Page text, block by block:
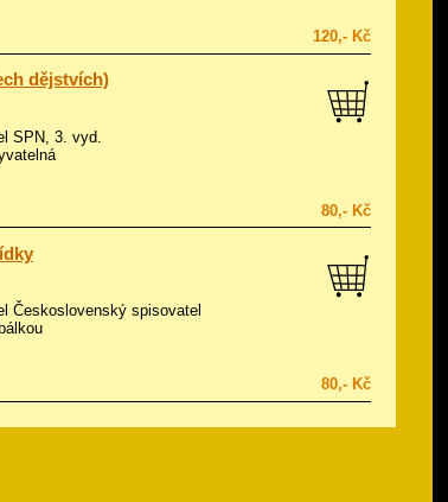
120,- Kč
dějstvích)
SPN, 3. vyd.
80,- Kč
Československý spisovatel
80,- Kč